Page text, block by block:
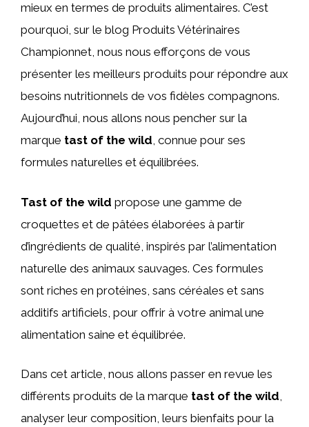
mieux en termes de produits alimentaires. C’est
pourquoi, sur le blog Produits Vétérinaires
Championnet, nous nous efforçons de vous
présenter les meilleurs produits pour répondre aux
besoins nutritionnels de vos fidèles compagnons.
Aujourd’hui, nous allons nous pencher sur la
marque tast of the wild, connue pour ses
formules naturelles et équilibrées.
Tast of the wild propose une gamme de
croquettes et de pâtées élaborées à partir
d’ingrédients de qualité, inspirés par l’alimentation
naturelle des animaux sauvages. Ces formules
sont riches en protéines, sans céréales et sans
additifs artificiels, pour offrir à votre animal une
alimentation saine et équilibrée.
Dans cet article, nous allons passer en revue les
différents produits de la marque tast of the wild,
analyser leur composition, leurs bienfaits pour la